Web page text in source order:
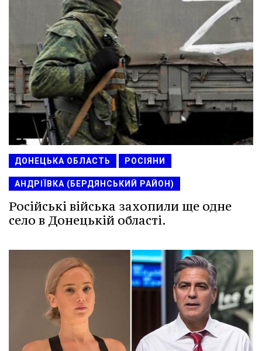
ДОНЕЦЬКА ОБЛАСТЬ РОСІЯНИ
АНДРІЇВКА (БЕРДЯНСЬКИЙ РАЙОН)
Російські війська захопили ще одне
село в Донецькій області.